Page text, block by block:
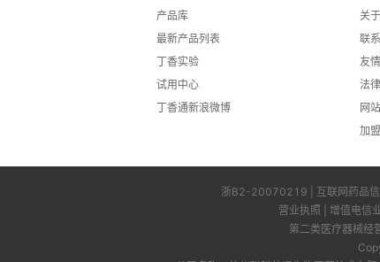
产品库
最新产品列表
丁香实验
试用中心
丁香通新浪微博
关
联
友
法
网
加
浙B2-20070219 | 互联网药品
营业执照
增值电信
第二类医疗器械